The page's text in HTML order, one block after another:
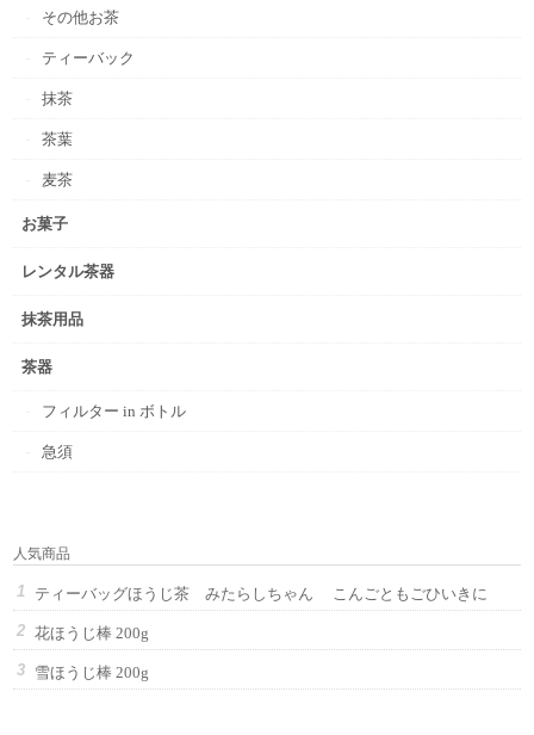
その他お茶
ティーバック
抹茶
茶葉
麦茶
お菓子
レンタル茶器
抹茶用品
茶器
フィルター in ボトル
急須
人気商品
ティーバッグほうじ茶 みたらしちゃん こんごともごひいきに
花ほうじ棒 200g
雪ほうじ棒 200g